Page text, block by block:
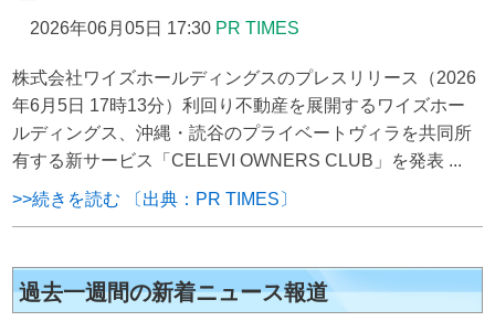
2026年06月05日 17:30 PR TIMES
株式会社ワイズホールディングスのプレスリリース（2026
年6月5日 17時13分）利回り不動産を展開するワイズホー
ルディングス、沖縄・読谷のプライベートヴィラを共同所
有する新サービス「CELEVI OWNERS CLUB」を発表 ...
>>続きを読む 〔出典：PR TIMES〕
過去一週間の新着ニュース報道